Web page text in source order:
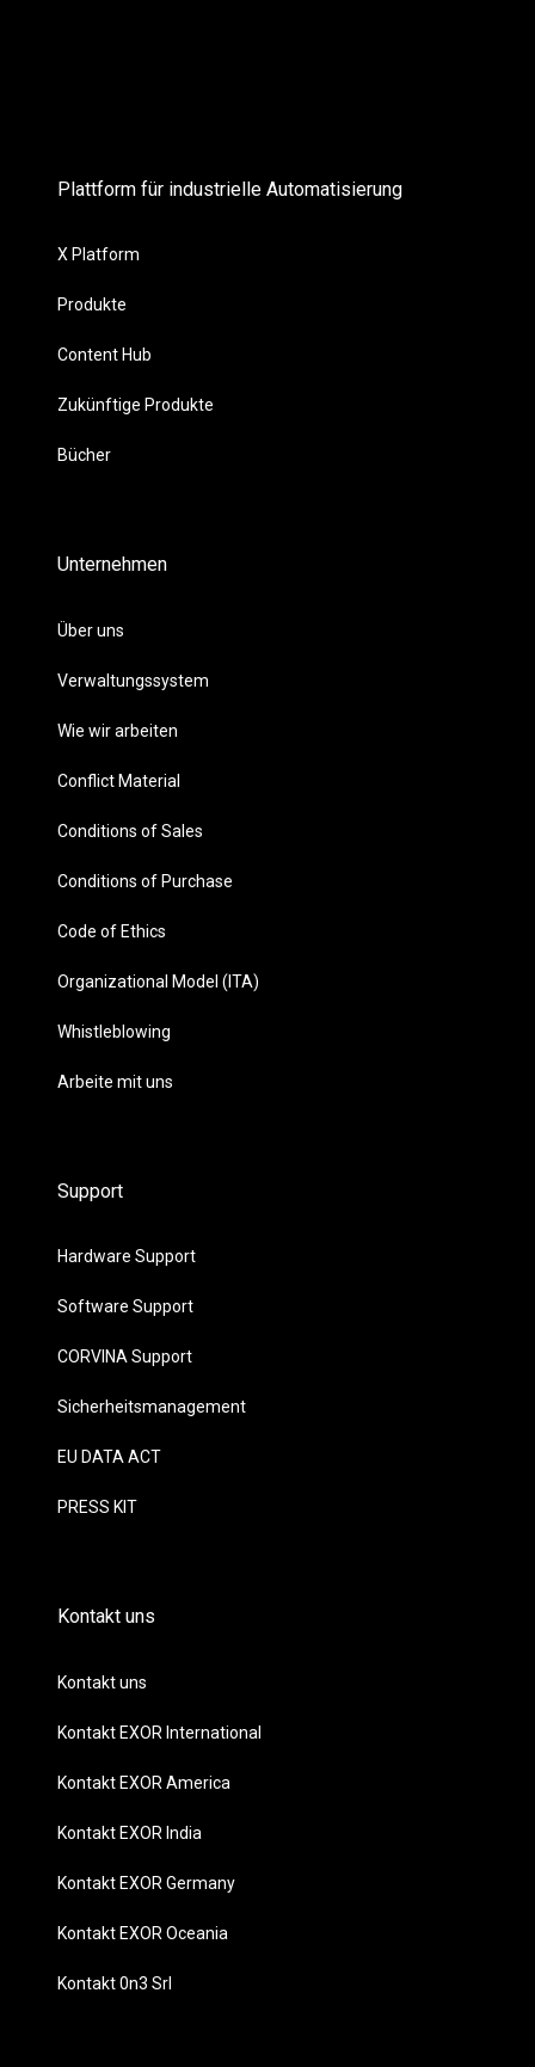
Plattform für industrielle Automatisierung
X Platform
Produkte
Content Hub
Zukünftige Produkte
Bücher
Unternehmen
Über uns
Verwaltungssystem
Wie wir arbeiten
Conflict Material
Conditions of Sales
Conditions of Purchase
Code of Ethics
Organizational Model (ITA)
Whistleblowing
Arbeite mit uns
Support
Hardware Support
Software Support
CORVINA Support
Sicherheitsmanagement
EU DATA ACT
PRESS KIT
Kontakt uns
Kontakt uns
Kontakt EXOR International
Kontakt EXOR America
Kontakt EXOR India
Kontakt EXOR Germany
Kontakt EXOR Oceania
Kontakt 0n3 Srl